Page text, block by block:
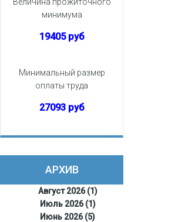
минимума
19405 руб
Минимальный размер
оплаты труда
27093 руб
АРХИВ
Август 2026 (1)
Июль 2026 (1)
Июнь 2026 (5)